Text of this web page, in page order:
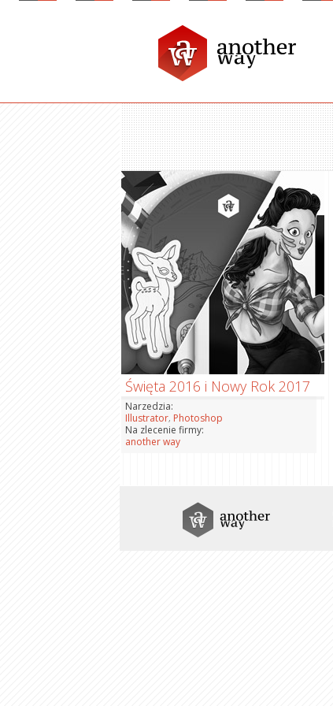
Święta 2016 i Nowy Rok 2017
Narzedzia:
Illustrator, Photoshop
Na zlecenie firmy:
another way